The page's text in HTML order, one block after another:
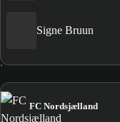
Signe Bruun
FC Nordsjælland